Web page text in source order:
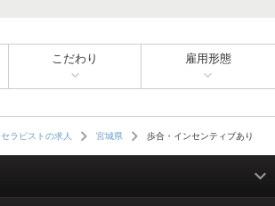
こだわり 雇用形態
セラピストの求人 宮城県 歩合・インセンティブあり